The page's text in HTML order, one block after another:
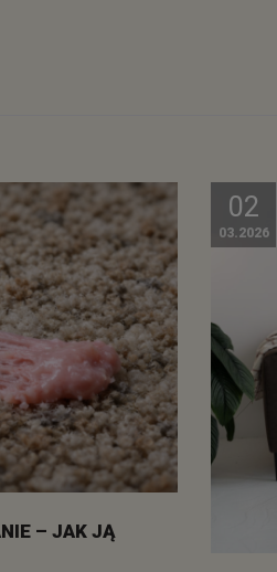
– JAK JĄ
02
03.2026